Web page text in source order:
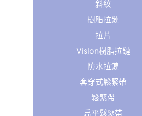
斜紋
樹脂拉鏈
拉片
Vislon樹脂拉鏈
防水拉鏈
套穿式鬆緊帶
鬆緊帶
扁平鬆緊帶